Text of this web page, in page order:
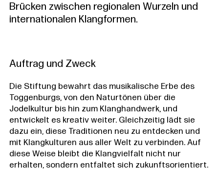
Brücken zwischen regionalen Wurzeln und
internationalen Klangformen.
Auftrag und Zweck
Die Stiftung bewahrt das musikalische Erbe des
Toggenburgs, von den Naturtönen über die
Jodelkultur bis hin zum Klanghandwerk, und
entwickelt es kreativ weiter. Gleichzeitig lädt sie
dazu ein, diese Traditionen neu zu entdecken und
mit Klangkulturen aus aller Welt zu verbinden. Auf
diese Weise bleibt die Klangvielfalt nicht nur
erhalten, sondern entfaltet sich zukunftsorientiert.